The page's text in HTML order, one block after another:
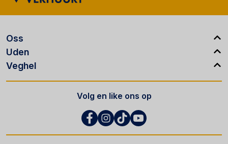
Oss
Uden
Veghel
Volg en like ons op